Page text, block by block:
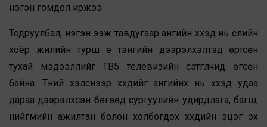
нэгэн гомдол иржээ.
Тодруулбал, нэгэн ээж тавдугаар ангийн хүүхэд нь сүүлийн
хоёр жилийн турш үе тэнгийн дээрэлхэлтэд өртсөн
тухай мэдээллийг ТВ5 телевизийн сэтгүүлчид өгсөн
байна. Түүний хэлснээр хүүхдийг ангийнх нь хүүхэд удаа
дараа дээрэлхсэн бөгөөд сургуулийн удирдлага, багш,
нийгмийн ажилтан болон холбогдох хүүхдийн эцэг эх